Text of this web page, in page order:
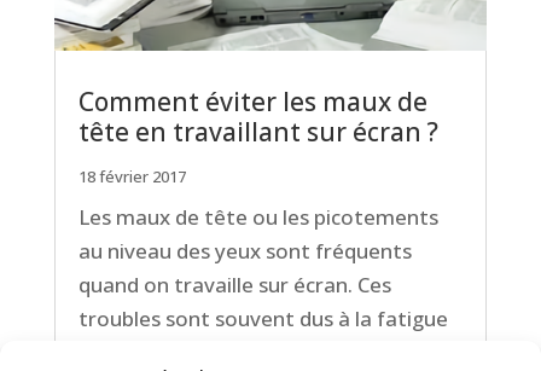
Comment éviter les maux de
tête en travaillant sur écran ?
18 février 2017
Les maux de tête ou les picotements
au niveau des yeux sont fréquents
quand on travaille sur écran. Ces
troubles sont souvent dus à la fatigue